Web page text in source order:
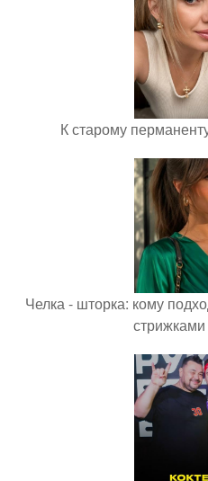
К старому
Челка - шторка: кому
стрижками